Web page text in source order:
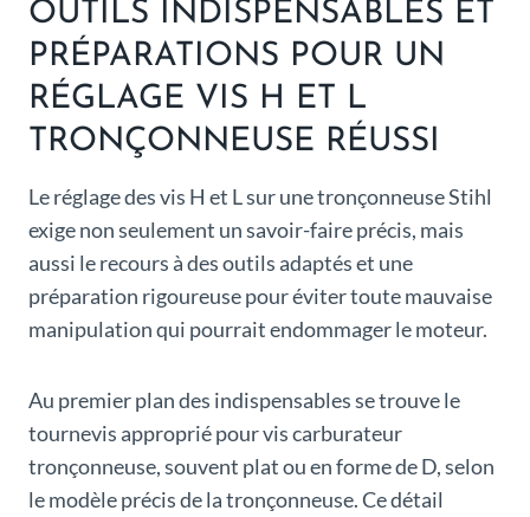
OUTILS INDISPENSABLES ET
PRÉPARATIONS POUR UN
RÉGLAGE VIS H ET L
TRONÇONNEUSE RÉUSSI
Le réglage des vis H et L sur une tronçonneuse Stihl
exige non seulement un savoir-faire précis, mais
aussi le recours à des outils adaptés et une
préparation rigoureuse pour éviter toute mauvaise
manipulation qui pourrait endommager le moteur.
Au premier plan des indispensables se trouve le
tournevis approprié pour vis carburateur
tronçonneuse, souvent plat ou en forme de D, selon
le modèle précis de la tronçonneuse. Ce détail